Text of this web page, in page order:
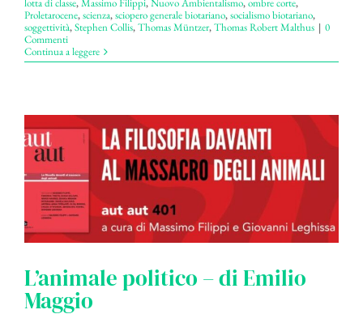
lotta di classe,Massimo Filippi,Nuovo Ambientalismo,ombre corte,
Proletarocene,scienza,sciopero generale biotariano,socialismo biotariano,
soggettività,Stephen Collis,Thomas Müntzer,Thomas Robert Malthus | 0
Commenti
Continua a leggere
L’animale politico – di Emilio
Maggio